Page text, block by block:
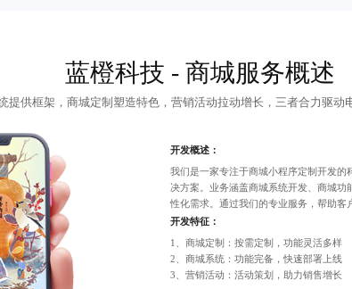
蓝橙科技 - 商城服务概述
提供框架，商城定制塑造特色，营销活动拉动增长，三者合力驱动
开发概述：
我们是一家专注于商城小程序定制开发的
决方案。业务涵盖商城系统开发 、商城
性化需求。通过我们的专业服务，帮助客
开发特征：
1、商城定制：按需定制，功能灵活多样
2、商城系统：功能完备，快速部署上线
3、营销活动：活动策划，助力销售增长